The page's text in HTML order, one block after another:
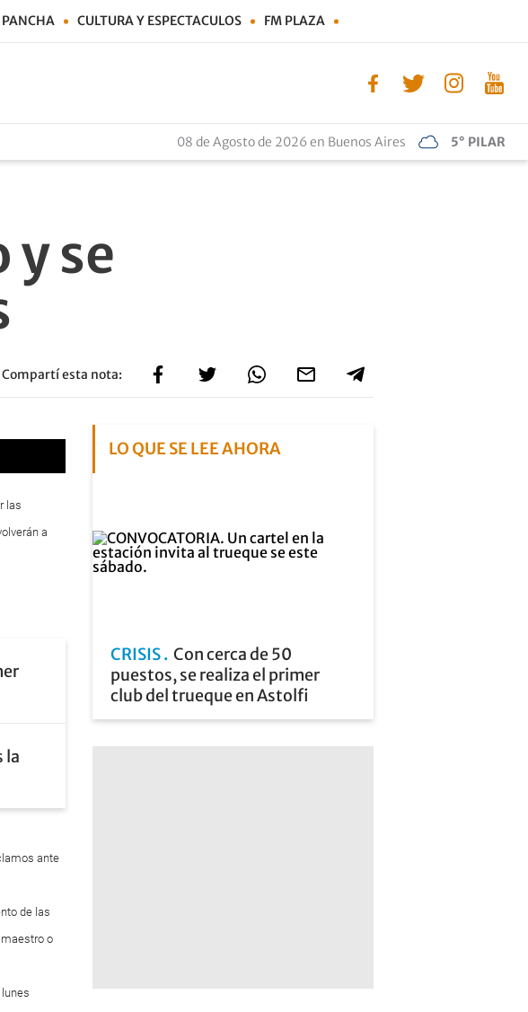
PANCHA CULTURA Y ESPECTACULOS FM PLAZA
08 de Agosto de 2026 en Buenos Aires 5° PILAR
y se
Compartí esta nota:
las
a
la
ante
de las
o
LO QUE SE LEE AHORA
CRISIS
Con cerca de 50
puestos, se realiza el primer
club del trueque en Astolfi